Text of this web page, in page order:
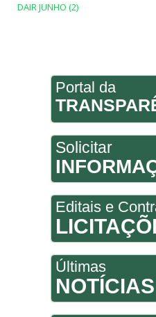
DAIR JUNHO (2)
Portal da
Solicitar
Editais e
Últimas
NOTÍCIAS